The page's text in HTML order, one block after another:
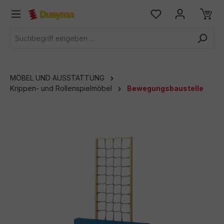
springen
MÖBEL UND AUSSTATTUNG
Krippen- und Rollenspielmöbel
Bewegungsbaustelle